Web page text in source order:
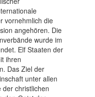
vornehmlich die
angehören. Die
wurde im
Elf Staaten der
ihren
Das Ziel der
unter allen
christlichen